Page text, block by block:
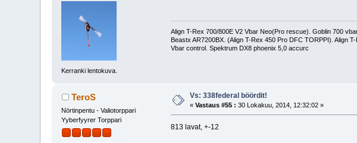
Kerranki lentokuva.
Align T-Rex 700/800E V2 Vbar Neo(Pro rescue). Goblin 700
Beastx AR7200BX. (Align T-Rex 450 Pro DFC TORPPI). Align
Vbar control. Spektrum DX8 phoenix 5,0 accurc
TeroS
Nörtinpentu - Valiotorppari
Yyberfyyrer Torppari
Vs: 338federal böördit!
«Vastaus #55 : 30 Lokakuu, 2014, 12:32:02 »
813 lavat, +-12